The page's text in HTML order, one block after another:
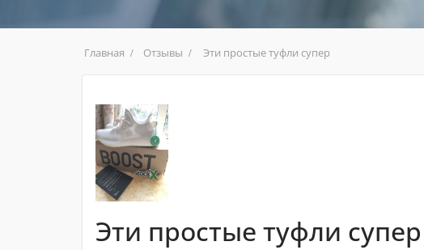
Главная Отзывы Эти простые туфли супер
Эти простые туфли супер